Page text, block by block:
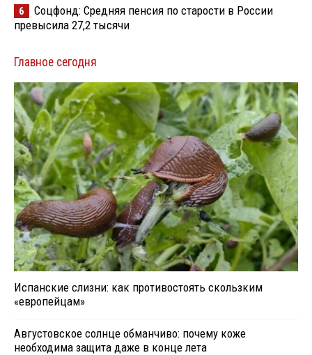
6
Соцфонд: Средняя пенсия по старости в России
превысила 27,2 тысячи
Главное сегодня
Испанские слизни: как противостоять скользким
«европейцам»
Августовское солнце обманчиво: почему коже
необходима защита даже в конце лета